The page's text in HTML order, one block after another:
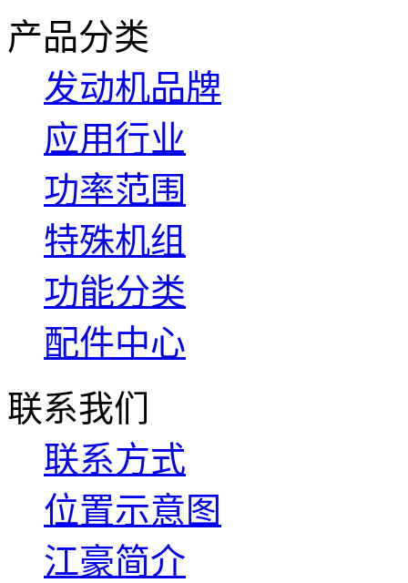
产品分类
发动机品牌
应用行业
功率范围
特殊机组
功能分类
配件中心
联系我们
联系方式
位置示意图
江豪简介